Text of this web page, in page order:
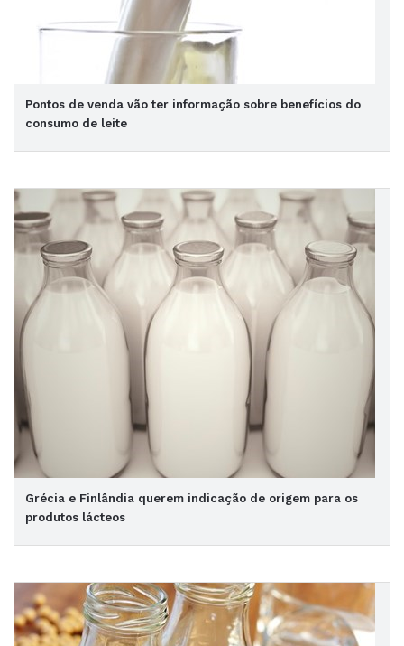
Pontos de venda vão ter informação sobre benefícios do
consumo de leite
Grécia e Finlândia querem indicação de origem para os
produtos lácteos